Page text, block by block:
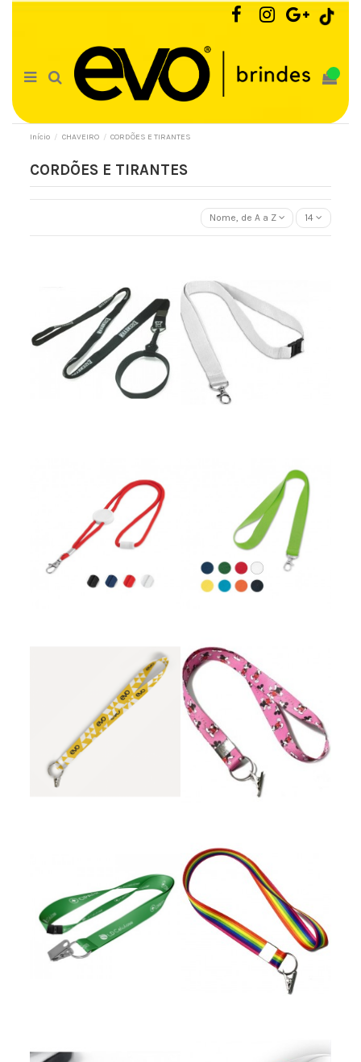
Início CHAVEIRO CORDÕES E TIRANTES
CORDÕES E TIRANTES
Nome, de A a Z 14
Cordão com porta Copo Cordão de Pescoço em Poliéster
Cordão de Pescoço Poliéster
Cordão de Pescoço Poliéster
Cordão Digital Cordão Digital
Cordão Digital Cordão Digital